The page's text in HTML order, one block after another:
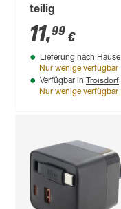
teilig
11,99 €
Lieferung nach Hause
Nur wenige verfügbar
Verfügbar in Troisdorf
Nur wenige verfügbar